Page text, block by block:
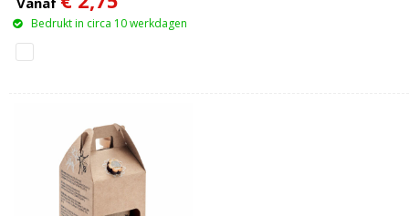
Bedrukt in circa 10 werkdagen